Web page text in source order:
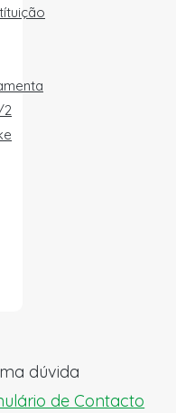
2
de Contacto